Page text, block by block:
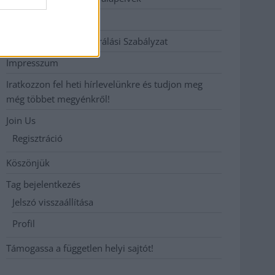
Hozzászólási és Moderálási Szabályzat
Impresszum
Iratkozzon fel heti hírlevelünkre és tudjon meg
még többet megyénkről!
Join Us
Regisztráció
Köszönjük
Tag bejelentkezés
Jelszó visszaállítása
Profil
Támogassa a független helyi sajtót!